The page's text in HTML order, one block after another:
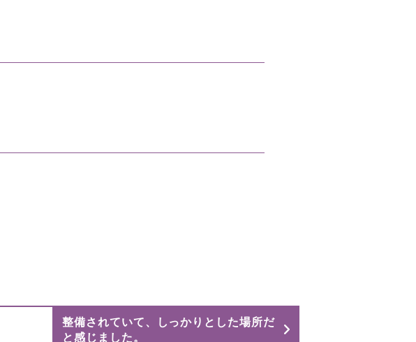
整備されていて、しっかりとした場所だ
と感じました。